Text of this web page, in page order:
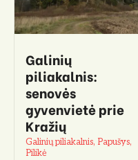
Galinių
piliakalnis:
senovės
gyvenvietė prie
Kražių
Galinių piliakalnis, Papušys,
Pilikė